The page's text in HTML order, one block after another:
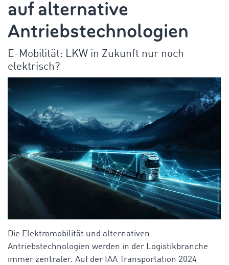
auf alternative
Antriebstechnologien
E-Mobilität: LKW in Zukunft nur noch
elektrisch?
Die Elektromobilität und alternativen
Antriebstechnologien werden in der Logistikbranche
immer zentraler. Auf der IAA Transportation 2024